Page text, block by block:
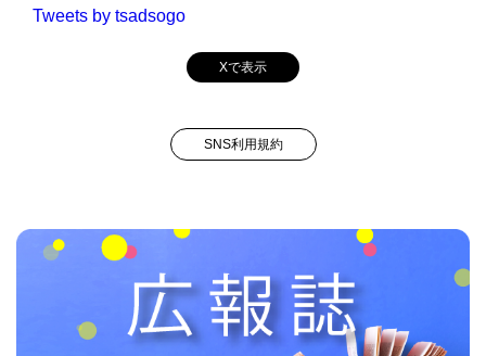
Tweets by tsadsogo
Xで表示
SNS利用規約